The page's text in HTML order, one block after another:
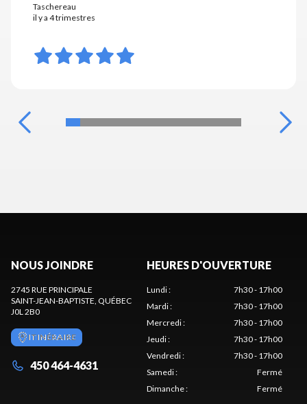
Taschereau
il y a 4 trimestres
NOUS JOINDRE
2745 RUE PRINCIPALE
SAINT-JEAN-BAPTISTE , QUÉBEC
J0L 2B0
ITINÉRAIRE
450 464-4631
HEURES D'OUVERTURE
Lundi:
7h30 - 17h00
Mardi:
7h30 - 17h00
Mercredi:
7h30 - 17h00
Jeudi:
7h30 - 17h00
Vendredi:
7h30 - 17h00
Samedi:
Fermé
Dimanche: Fermé